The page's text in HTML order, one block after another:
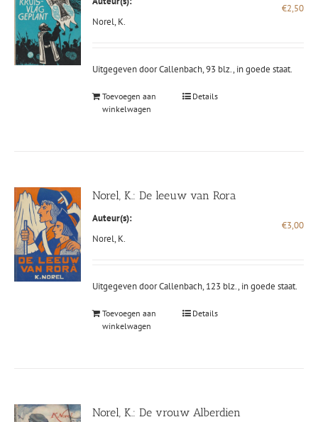
Norel, K.
€2,50
Uitgegeven door Callenbach, 93 blz., in goede staat.
Toevoegen aan
winkelwagen
Details
Norel, K.: De leeuw van Rora
Auteur(s):
Norel, K.
€3,00
Uitgegeven door Callenbach, 123 blz., in goede staat.
Toevoegen aan
winkelwagen
Details
Norel, K.: De vrouw Alberdien